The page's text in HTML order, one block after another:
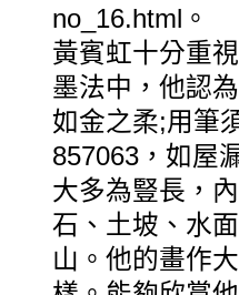
no_16.html 。
黃賓虹十分重
墨法中，他認
如金之柔;用筆
857063 ，如屋
大多為豎長，
石、土坡、水
山。他的畫作